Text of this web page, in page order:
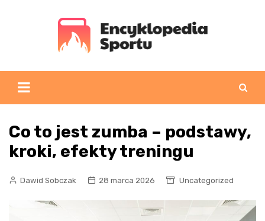
Co to jest zumba – podstawy,
kroki, efekty treningu
Dawid Sobczak 28 marca 2026 Uncategorized